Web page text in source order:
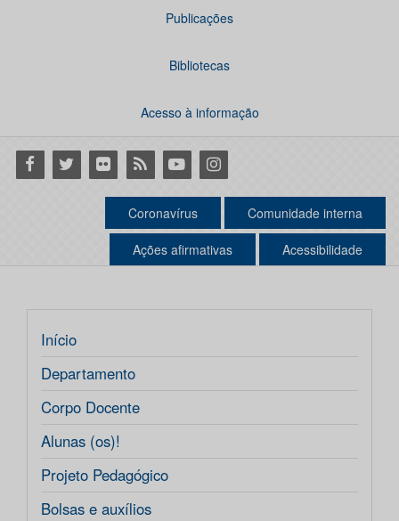
Publicações
Bibliotecas
Acesso à informação
Facebook
Twitter Flickr RSS YoutubeInstagram
Coronavírus Comunidade interna
Ações afirmativas Acessibilidade
Início
Departamento
Corpo Docente
Alunas (os)!
Projeto Pedagógico
Bolsas e auxílios